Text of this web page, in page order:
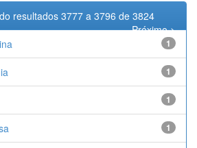
resultados 3777 a 3796 de 3824
Próximo >
1
1
1
1